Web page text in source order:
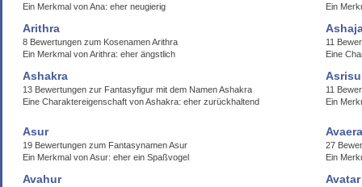
Ein Merkmal von Ana: eher neugierig
Ein
Arithra
8 Bewertungen zum Kosenamen Arithra
Ein Merkmal von Arithra: eher ängstlich
11
Eine
Ashakra
13 Bewertungen zur Fantasyfigur mit dem Namen Ashakra
Eine Charaktereigenschaft von Ashakra: eher zurückhaltend
11
Ein
Asur
19 Bewertungen zum Fantasynamen Asur
Ein Merkmal von Asur: eher ein Spaßvogel
Avaera
27
Ein
Avahur Avatar